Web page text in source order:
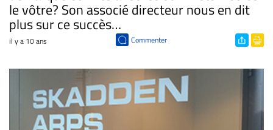
le vôtre? Son associé directeur nous en dit
plus sur ce succès…
il y a 10 ans Commenter